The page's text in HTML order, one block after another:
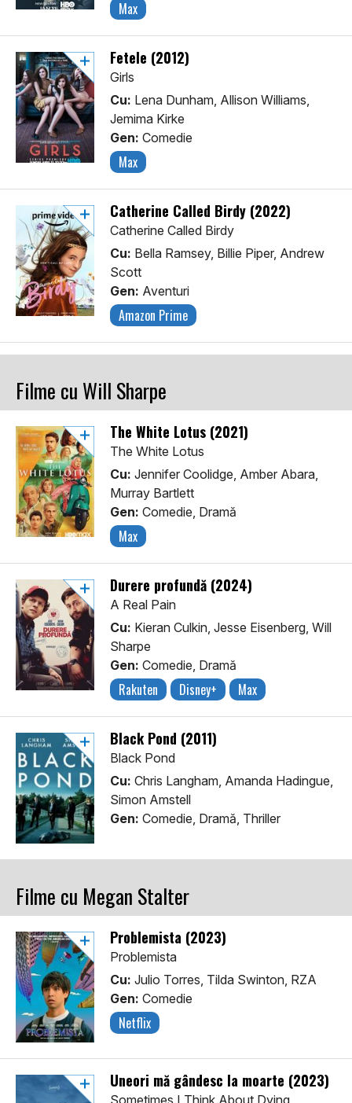
Max
Fetele (2012)
Girls
Cu: Lena Dunham, Allison Williams,
Jemima Kirke
Gen: Comedie
Max
Catherine Called Birdy (2022)
Catherine Called Birdy
Cu: Bella Ramsey, Billie Piper, Andrew
Scott
Gen: Aventuri
Amazon Prime
Filme cu Will Sharpe
The White Lotus (2021)
The White Lotus
Cu: Jennifer Coolidge, Amber Abara,
Murray Bartlett
Gen: Comedie, Dramă
Max
Durere profundă (2024)
A Real Pain
Cu: Kieran Culkin, Jesse Eisenberg, Will
Sharpe
Gen: Comedie, Dramă
Rakuten Disney+ Max
Black Pond (2011)
Black Pond
Cu: Chris Langham, Amanda Hadingue,
Simon Amstell
Gen: Comedie, Dramă, Thriller
Filme cu Megan Stalter
Problemista (2023)
Problemista
Cu: Julio Torres, Tilda Swinton, RZA
Gen: Comedie
Netflix
Uneori mă gândesc la moarte (2023)